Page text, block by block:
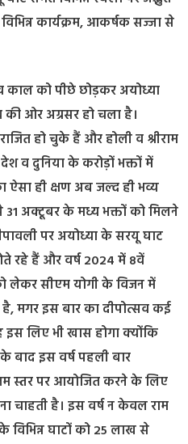
कार्यक्रम, आकर्षक सज्जा से
काल को पीछे छोड़कर अयोध्या
ओर अग्रसर हो चला है।
हो चुके हैं और होली व श्रीराम
व दुनिया के करोड़ों भक्तों में
ऐसा ही क्षण अब जल्द ही भव्य
31 अक्टूबर के मध्य भक्तों को मिलने
पर अयोध्या के सरयू घाट
रहे हैं और वर्ष 2024 में 8वें
लेकर सीएम योगी के विजन में
है, मगर इस बार का दीपोत्सव कई
इस लिए भी खास होगा क्योंकि
बाद इस वर्ष पहली बार
स्तर पर आयोजित करने के लिए
चाहती है। इस वर्ष न केवल राम
विभिन्न घाटों को 25 लाख से